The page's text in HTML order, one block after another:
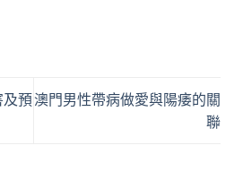
及預澳門男性帶病做愛與陽痿的關
聯